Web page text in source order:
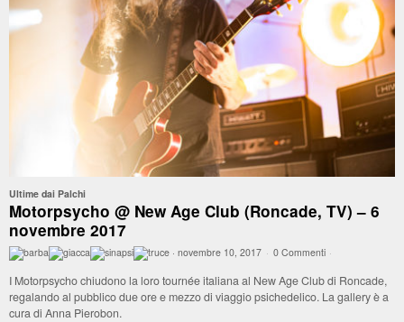
Ultime dai Palchi
Motorpsycho @ New Age Club (Roncade, TV) – 6
novembre 2017
· novembre 10, 2017 · 0 Commenti ·
I Motorpsycho chiudono la loro tournée italiana al New Age Club di Roncade,
regalando al pubblico due ore e mezzo di viaggio psichedelico. La gallery è a
cura di Anna Pierobon.